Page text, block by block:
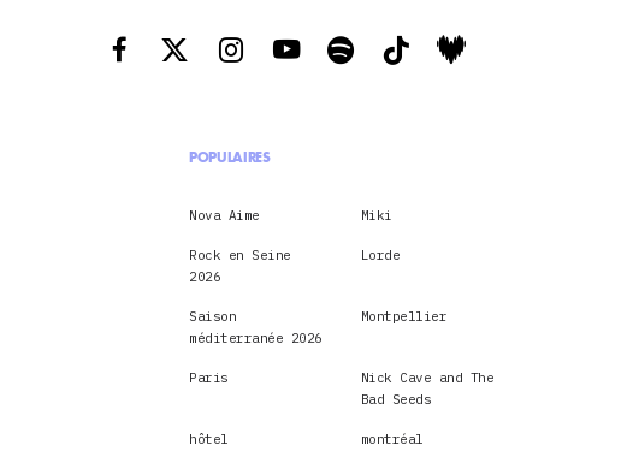
POPULAIRES
Nova Aime Miki
Rock en Seine
2026
Lorde
Saison
méditerranée 2026
Montpellier
Paris
Nick Cave and The
Bad Seeds
hôtel montréal